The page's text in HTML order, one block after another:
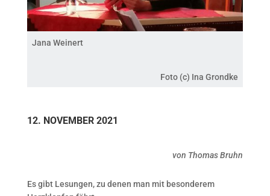
Jana Weinert
Foto (c) Ina Grondke
12. NOVEMBER 2021
von Thomas Bruhn
Es gibt Lesungen, zu denen man mit besonderem